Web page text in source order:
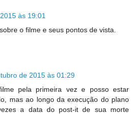
às 19:01
o filme e seus pontos de vista.
de 2015 às 01:29
pela primeira vez e posso estar
mas ao longo da execução do plano
a data do post-it de sua morte